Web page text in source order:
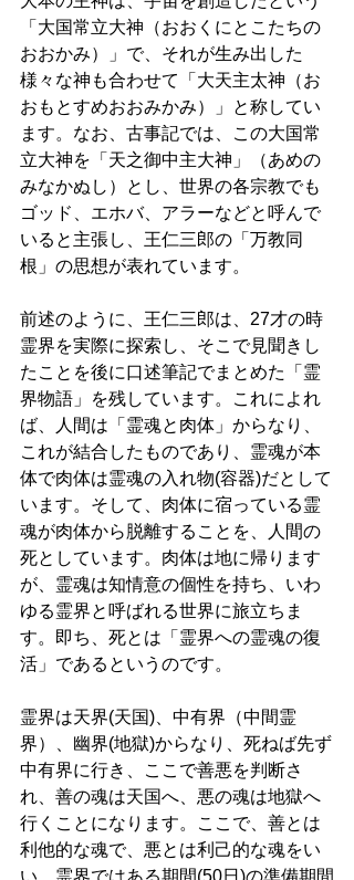
「大国常立大神（おおくにとこたちの
おおかみ）」で、それが生み出した
様々な神も合わせて「大天主太神（お
おもとすめおおみかみ）」と称してい
ます。なお、古事記では、この大国常
立大神を「天之御中主大神」（あめの
みなかぬし）とし、世界の各宗教でも
ゴッド、エホバ、アラーなどと呼んで
いると主張し、王仁三郎の「万教同
根」の思想が表れています。
前述のように、王仁三郎は、27才の時
霊界を実際に探索し、そこで見聞きし
たことを後に口述筆記でまとめた「霊
界物語」を残しています。これによれ
ば、人間は「霊魂と肉体」からなり、
これが結合したものであり、霊魂が本
体で肉体は霊魂の入れ物(容器)だとして
います。そして、肉体に宿っている霊
魂が肉体から脱離することを、人間の
死としています。肉体は地に帰ります
が、霊魂は知情意の個性を持ち、いわ
ゆる霊界と呼ばれる世界に旅立ちま
す。即ち、死とは「霊界への霊魂の復
活」であるというのです。
霊界は天界(天国)、中有界（中間霊
界）、幽界(地獄)からなり、死ねば先ず
中有界に行き、ここで善悪を判断さ
れ、善の魂は天国へ、悪の魂は地獄へ
行くことになります。ここで、善とは
利他的な魂で、悪とは利己的な魂をい
い、霊界ではある期間(50日)の準備期間